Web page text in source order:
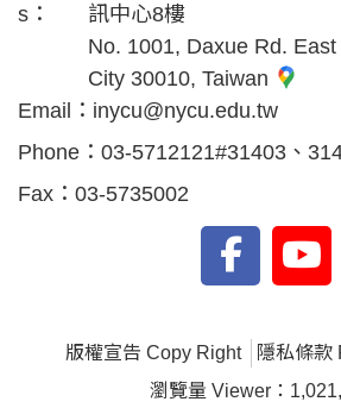
s：
訊中心8樓
No. 1001, Daxue Rd.
City 30010, Taiwan
Email： inycu@nycu.edu.tw
Phone： 03-5712121#31403、
Fax： 03-5735002
版權宣告 Copy Right
隱私條款
瀏覽量 Viewer：